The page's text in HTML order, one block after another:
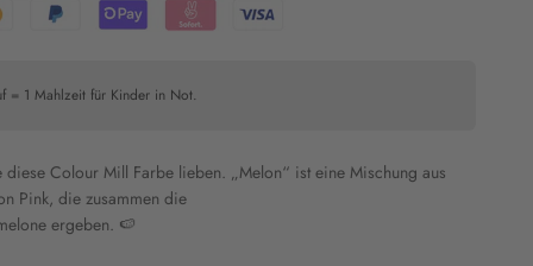
= 1 Mahlzeit für Kinder in Not.
Colour Mill Farbe lieben. „Melon“ ist eine Mischung aus
Pink, die zusammen die
ergeben. 🍉